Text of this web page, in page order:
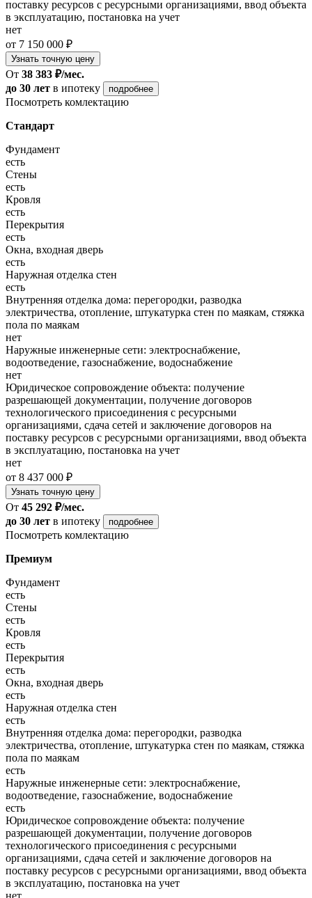
поставку ресурсов с ресурсными организациями, ввод объекта
в эксплуатацию, постановка на учет
нет
от 7 150 000 ₽
Узнать точную цену
От 38 383 ₽/мес.
до 30 лет в ипотеку подробнее
Посмотреть комлектацию
Стандарт
Фундамент
есть
Стены
есть
Кровля
есть
Перекрытия
есть
Окна, входная дверь
есть
Наружная отделка стен
есть
Внутренняя отделка дома: перегородки, разводка
электричества, отопление, штукатурка стен по маякам, стяжка
пола по маякам
нет
Наружные инженерные сети: электроснабжение,
водоотведение, газоснабжение, водоснабжение
нет
Юридическое сопровождение объекта: получение
разрешающей документации, получение договоров
технологического присоединения с ресурсными
организациями, сдача сетей и заключение договоров на
поставку ресурсов с ресурсными организациями, ввод объекта
в эксплуатацию, постановка на учет
нет
от 8 437 000 ₽
Узнать точную цену
От 45 292 ₽/мес.
до 30 лет в ипотеку подробнее
Посмотреть комлектацию
Премиум
Фундамент
есть
Стены
есть
Кровля
есть
Перекрытия
есть
Окна, входная дверь
есть
Наружная отделка стен
есть
Внутренняя отделка дома: перегородки, разводка
электричества, отопление, штукатурка стен по маякам, стяжка
пола по маякам
есть
Наружные инженерные сети: электроснабжение,
водоотведение, газоснабжение, водоснабжение
есть
Юридическое сопровождение объекта: получение
разрешающей документации, получение договоров
технологического присоединения с ресурсными
организациями, сдача сетей и заключение договоров на
поставку ресурсов с ресурсными организациями, ввод объекта
в эксплуатацию, постановка на учет
нет